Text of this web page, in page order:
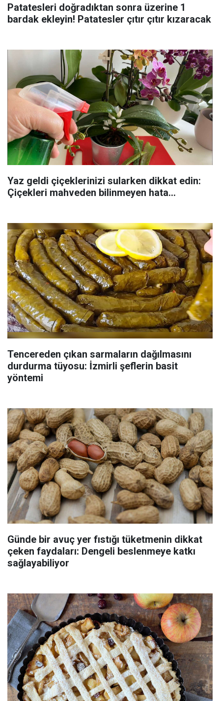
Patatesleri doğradıktan sonra üzerine 1
bardak ekleyin! Patatesler çıtır çıtır kızaracak
Yaz geldi çiçeklerinizi sularken dikkat edin:
Çiçekleri mahveden bilinmeyen hata...
Tencereden çıkan sarmaların dağılmasını
durdurma tüyosu: İzmirli şeflerin basit
yöntemi
Günde bir avuç yer fıstığı tüketmenin dikkat
çeken faydaları: Dengeli beslenmeye katkı
sağlayabiliyor